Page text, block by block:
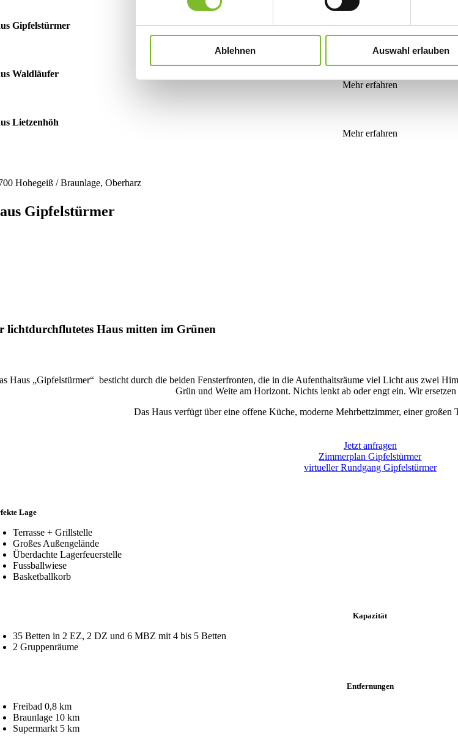
Ablehnen Auswahl erlauben
Gipfelstürmer
Mehr erfahren
Waldläufer
Mehr erfahren
Lietzenhöh
Mehr erfahren
Hohegeiß / Braunlage, Oberharz
Gipfelstürmer
lichtdurchflutetes Haus mitten im Grünen
Haus „Gipfelstürmer“ besticht durch die beiden Fensterfronten, die in die Aufenthaltsräume viel Licht aus zwei
Grün und Weite am Horizont. Nichts lenkt ab oder engt ein. Wir
Das Haus verfügt über eine offene Küche, moderne Mehrbettzimmer, einer großen
Jetzt anfragen
Zimmerplan Gipfelstürmer
virtueller Rundgang Gipfelstürmer
Lage
Terrasse + Grillstelle
Großes Außengelände
Überdachte Lagerfeuerstelle
Fussballwiese
Basketballkorb
Kapazität
35 Betten in 2 EZ, 2 DZ und 6 MBZ mit 4 bis 5 Betten
2 Gruppenräume
Entfernungen
Freibad 0,8 km
Braunlage 10 km
Supermarkt 5 km